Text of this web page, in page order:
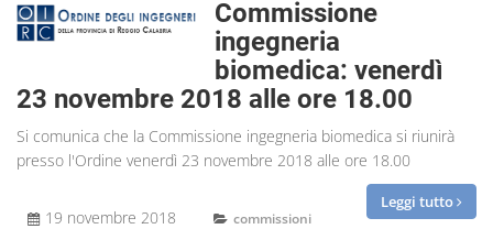
Commissione
ingegneria
biomedica: venerdì
23 novembre 2018 alle ore 18.00
Si comunica che la Commissione ingegneria biomedica si riunirà
presso l'Ordine venerdì 23 novembre 2018 alle ore 18.00
Leggi tutto
19 novembre 2018
commissioni